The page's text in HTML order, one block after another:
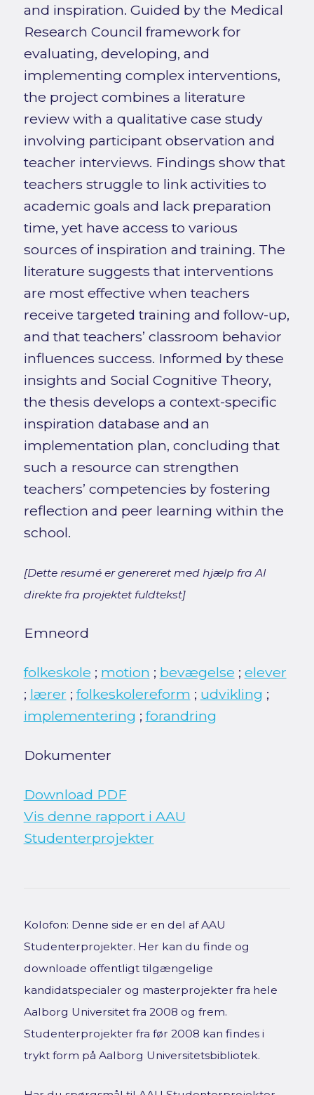
and inspiration. Guided by the Medical
Research Council framework for
evaluating, developing, and
implementing complex interventions,
the project combines a literature
review with a qualitative case study
involving participant observation and
teacher interviews. Findings show that
teachers struggle to link activities to
academic goals and lack preparation
time, yet have access to various
sources of inspiration and training. The
literature suggests that interventions
are most effective when teachers
receive targeted training and follow-up,
and that teachers’ classroom behavior
influences success. Informed by these
insights and Social Cognitive Theory,
the thesis develops a context-specific
inspiration database and an
implementation plan, concluding that
such a resource can strengthen
teachers’ competencies by fostering
reflection and peer learning within the
school.
[Dette resumé er genereret med hjælp fra AI
direkte fra projektet fuldtekst]
Emneord
folkeskole ; motion ; bevægelse ; elever
; lærer ;folkeskolereform ; udvikling ;
implementering ;forandring
Dokumenter
Download PDF
Vis denne rapport i AAU
Studenterprojekter
Kolofon: Denne side er en del af AAU
Studenterprojekter. Her kan du finde og
downloade offentligt tilgængelige
kandidatspecialer og masterprojekter fra hele
Aalborg Universitet fra 2008 og frem.
Studenterprojekter fra før 2008 kan findes i
trykt form på Aalborg Universitetsbibliotek.